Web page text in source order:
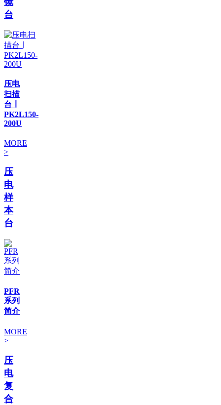
台
压电
扫描
台 ∣
PK2L150-
200U
MORE
>
压
电
样
本
台
PFR
系列
简介
MORE
>
压
电
复
合